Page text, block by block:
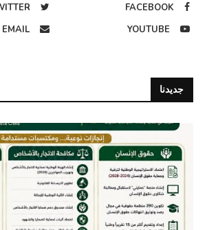
FACEBOOK
YOUTUBE
EMAIL
جديدنا